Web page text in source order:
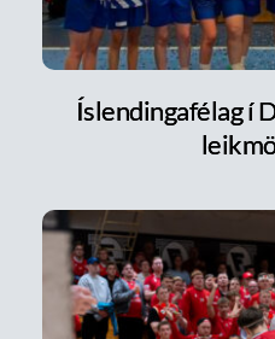
Íslendingafélag í